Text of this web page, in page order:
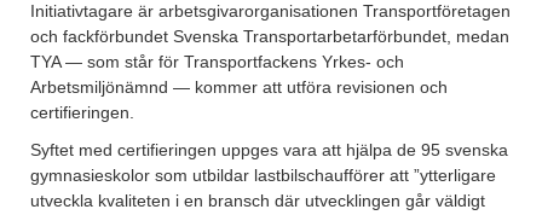
Initiativtagare är arbetsgivarorganisationen Transportföretagen
och fackförbundet Svenska Transportarbetarförbundet, medan
TYA — som står för Transportfackens Yrkes- och
Arbetsmiljönämnd — kommer att utföra revisionen och
certifieringen.
Syftet med certifieringen uppges vara att hjälpa de 95 svenska
gymnasieskolor som utbildar lastbilschaufförer att ”ytterligare
utveckla kvaliteten i en bransch där utvecklingen går väldigt